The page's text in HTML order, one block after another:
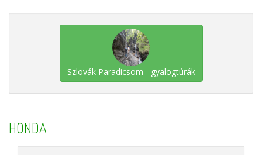
Szlovák Paradicsom - gyalogtúrák
HONDA